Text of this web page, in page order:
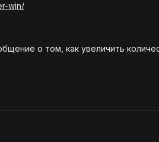
win/
о том, как увеличить